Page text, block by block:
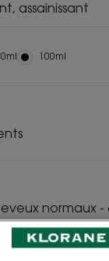
assainissant
Flacon
100ml
normaux